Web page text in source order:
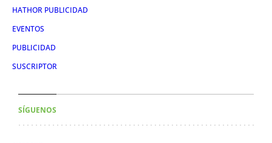
HATHOR PUBLICIDAD
EVENTOS
PUBLICIDAD
SUSCRIPTOR
SÍGUENOS